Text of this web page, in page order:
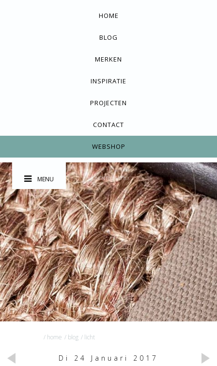
HOME
BLOG
MERKEN
INSPIRATIE
PROJECTEN
CONTACT
WEBSHOP
MENU
/ home / blog / licht
Di 24 Januari 2017